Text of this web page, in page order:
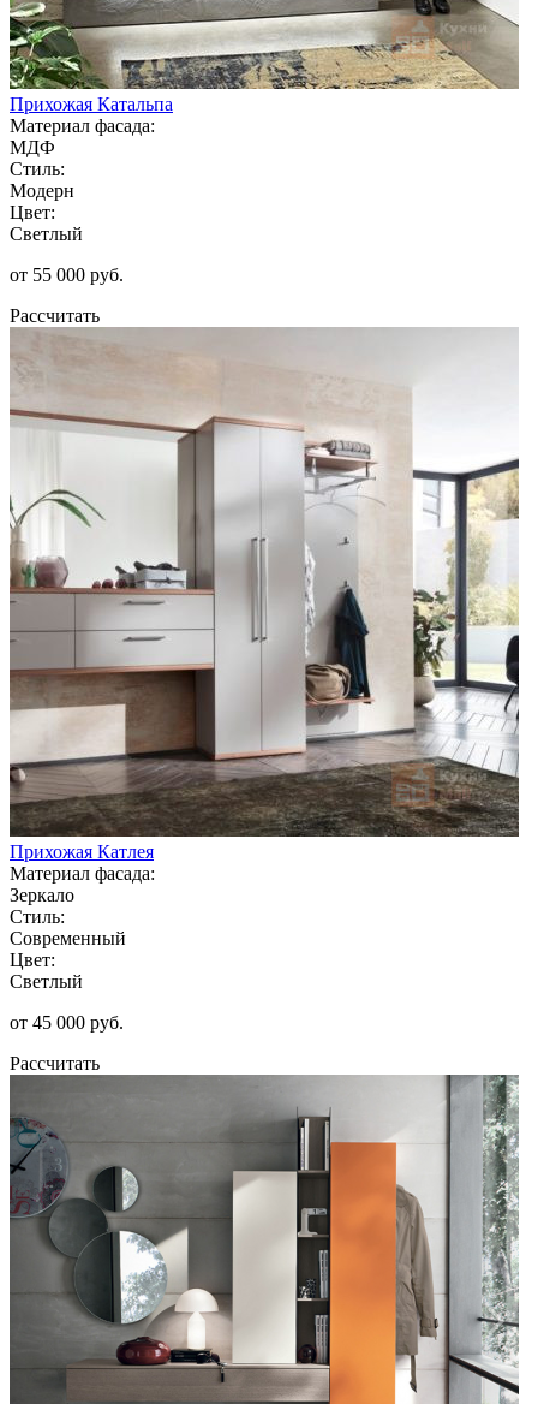
Прихожая Катальпа
Материал фасада:
МДФ
Стиль:
Модерн
Цвет:
Светлый
от 55 000 руб.
Рассчитать
Прихожая Катлея
Материал фасада:
Зеркало
Стиль:
Современный
Цвет:
Светлый
от 45 000 руб.
Рассчитать